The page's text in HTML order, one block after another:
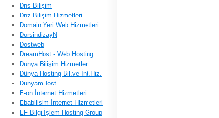
Dns Bilişim
Dnz Bilişim Hizmetleri
Domain Yeri Web Hizmetleri
DorsindizayN
Dostweb
DreamHost - Web Hosting
Dünya Bilişim Hizmetleri
Dünya Hosting Bil.ve İnt.Hiz.
DunyamHost
E-on İnternet Hizmetleri
Ebabilisim İnternet Hizmetleri
EF Bilgi-İşlem Hosting Group